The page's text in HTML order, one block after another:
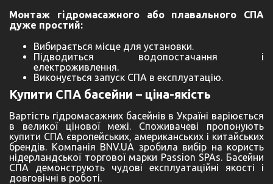
Монтаж гідромасажного або плавального СПА
дуже простий:
Вибирається місце для установки.
Підводиться водопостачання і
електроживлення.
Виконується запуск СПА в експлуатацію.
Купити СПА басейни – ціна-якість
Вартість гідромасажних басейнів в Україні варіюється
в великої цінової межі. Споживачеві пропонують
купити СПА європейських, американських і китайських
брендів. Компанія BNV.UA зробила вибір на користь
нідерландської торгової марки Passion SPAs. Басейни
СПА демонструють чудові експлуатаційні якості і
довговічні в роботі.